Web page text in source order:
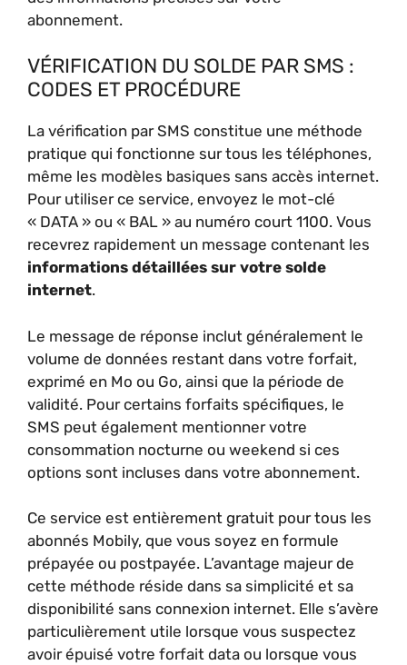
abonnement.
VÉRIFICATION DU SOLDE PAR SMS :
CODES ET PROCÉDURE
La vérification par SMS constitue une méthode
pratique qui fonctionne sur tous les téléphones,
même les modèles basiques sans accès internet.
Pour utiliser ce service, envoyez le mot-clé
« DATA » ou « BAL » au numéro court 1100. Vous
recevrez rapidement un message contenant les
informations détaillées sur votre solde
internet.
Le message de réponse inclut généralement le
volume de données restant dans votre forfait,
exprimé en Mo ou Go, ainsi que la période de
validité. Pour certains forfaits spécifiques, le
SMS peut également mentionner votre
consommation nocturne ou weekend si ces
options sont incluses dans votre abonnement.
Ce service est entièrement gratuit pour tous les
abonnés Mobily, que vous soyez en formule
prépayée ou postpayée. L’avantage majeur de
cette méthode réside dans sa simplicité et sa
disponibilité sans connexion internet. Elle s’avère
particulièrement utile lorsque vous suspectez
avoir épuisé votre forfait data ou lorsque vous